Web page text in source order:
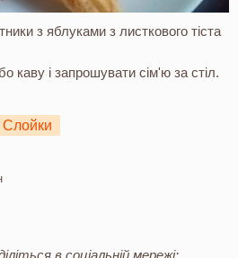
з яблуками з листкового тіста
каву і запрошувати сім'ю за стіл.
Слойки
в соціальній мережі: